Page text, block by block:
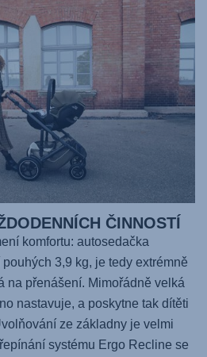
ČINNOSTÍ
komfortu: autosedačka
pouhých 3,9 kg, je tedy extrémně
na přenášení. Mimořádně velká
nastavuje, a poskytne tak dítěti
ze základny je velmi
systému Ergo Recline se